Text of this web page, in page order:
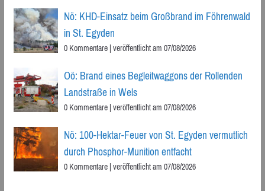
Nö: KHD-Einsatz beim Großbrand im Föhrenwald
in St. Egyden
0 Kommentare|veröffentlicht am 07/08/2026
Oö: Brand eines Begleitwaggons der Rollenden
Landstraße in Wels
0 Kommentare|veröffentlicht am 07/08/2026
Nö: 100-Hektar-Feuer von St. Egyden vermutlich
durch Phosphor-Munition entfacht
0 Kommentare|veröffentlicht am 07/08/2026